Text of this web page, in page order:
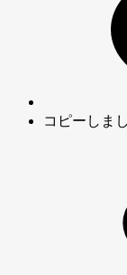
コピーしま